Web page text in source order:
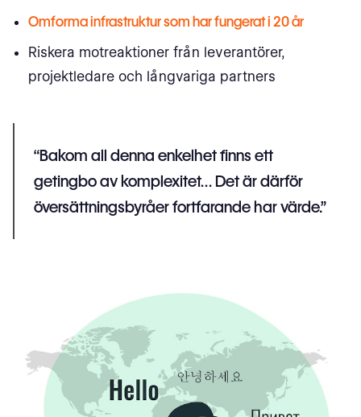
Omforma infrastruktur som har fungerat i 20 år
Riskera motreaktioner från leverantörer,
projektledare och långvariga partners
“Bakom all denna enkelhet finns ett
getingbo av komplexitet… Det är därför
översättningsbyråer fortfarande har värde.”